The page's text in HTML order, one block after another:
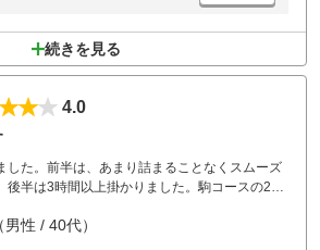
続きを見る
4.0
した。前半は、あまり詰まることなくスムーズ
後半は3時間以上掛かりました。駒コースの2番
いいのでまたお邪魔したいと思います。
（男性 / 40代）